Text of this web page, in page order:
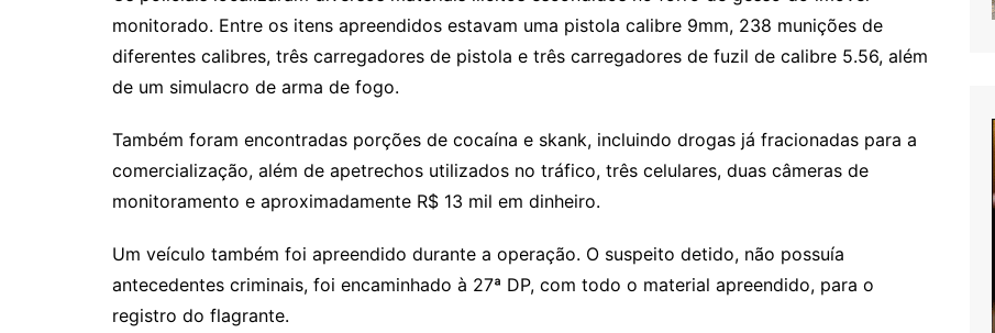
monitorado. Entre os itens apreendidos estavam uma pistola calibre 9mm, 238 munições de
diferentes calibres, três carregadores de pistola e três carregadores de fuzil de calibre 5.56, além
de um simulacro de arma de fogo.
Também foram encontradas porções de cocaína e skank, incluindo drogas já fracionadas para a
comercialização, além de apetrechos utilizados no tráfico, três celulares, duas câmeras de
monitoramento e aproximadamente R$ 13 mil em dinheiro.
Um veículo também foi apreendido durante a operação. O suspeito detido, não possuía
antecedentes criminais, foi encaminhado à 27ª DP, com todo o material apreendido, para o
registro do flagrante.